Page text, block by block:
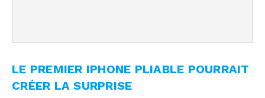
LE PREMIER IPHONE PLIABLE POURRAIT
CRÉER LA SURPRISE